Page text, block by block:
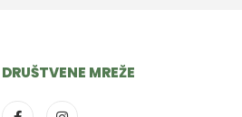
DRUŠTVENE MREŽE